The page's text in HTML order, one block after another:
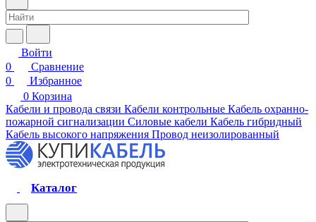
Войти
0
Сравнение
0
Избранное
0 Корзина
Кабели и провода связи Кабели контрольные Кабель охранно-
пожарной сигнализации Силовые кабели Кабель гибридный
Кабель высокого напряжения Провод неизолированный
Каталог